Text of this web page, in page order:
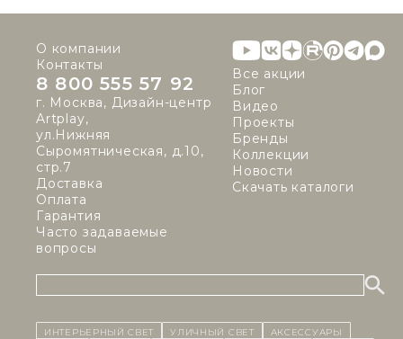
О компании
Контакты
8 800 555 57 92
г. Москва, Дизайн-центр
Artplay,
ул.Нижняя
Сыромятническая, д.10,
стр.7
Доставка
Оплата
Гарантия
Часто задаваемые
вопросы
Все акции
Блог
Видео
Проекты
Бренды
Коллекции
Новости
Скачать каталоги
ИНТЕРЬЕРНЫЙ СВЕТ уличный СВЕТ Аксессуары